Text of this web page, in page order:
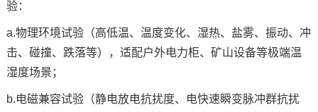
验：
a.物理环境试验（高低温、温度变化、湿热、盐雾、振动、冲
击、碰撞、跌落等），适配户外电力柜、矿山设备等极端温
湿度场景；
b.电磁兼容试验（静电放电抗扰度、电快速瞬变脉冲群抗扰